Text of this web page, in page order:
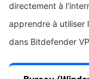
directement à
apprendre à utiliser
dans Bitdefender